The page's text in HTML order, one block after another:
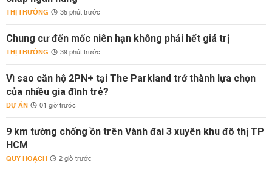
THỊ TRƯỜNG 35 phút trước
Chung cư đến mốc niên hạn không phải hết giá trị
THỊ TRƯỜNG 39 phút trước
Vì sao căn hộ 2PN+ tại The Parkland trở thành lựa chọn
của nhiều gia đình trẻ?
DỰ ÁN 01 giờ trước
9 km tường chống ồn trên Vành đai 3 xuyên khu đô thị TP
HCM
QUY HOẠCH 2 giờ trước